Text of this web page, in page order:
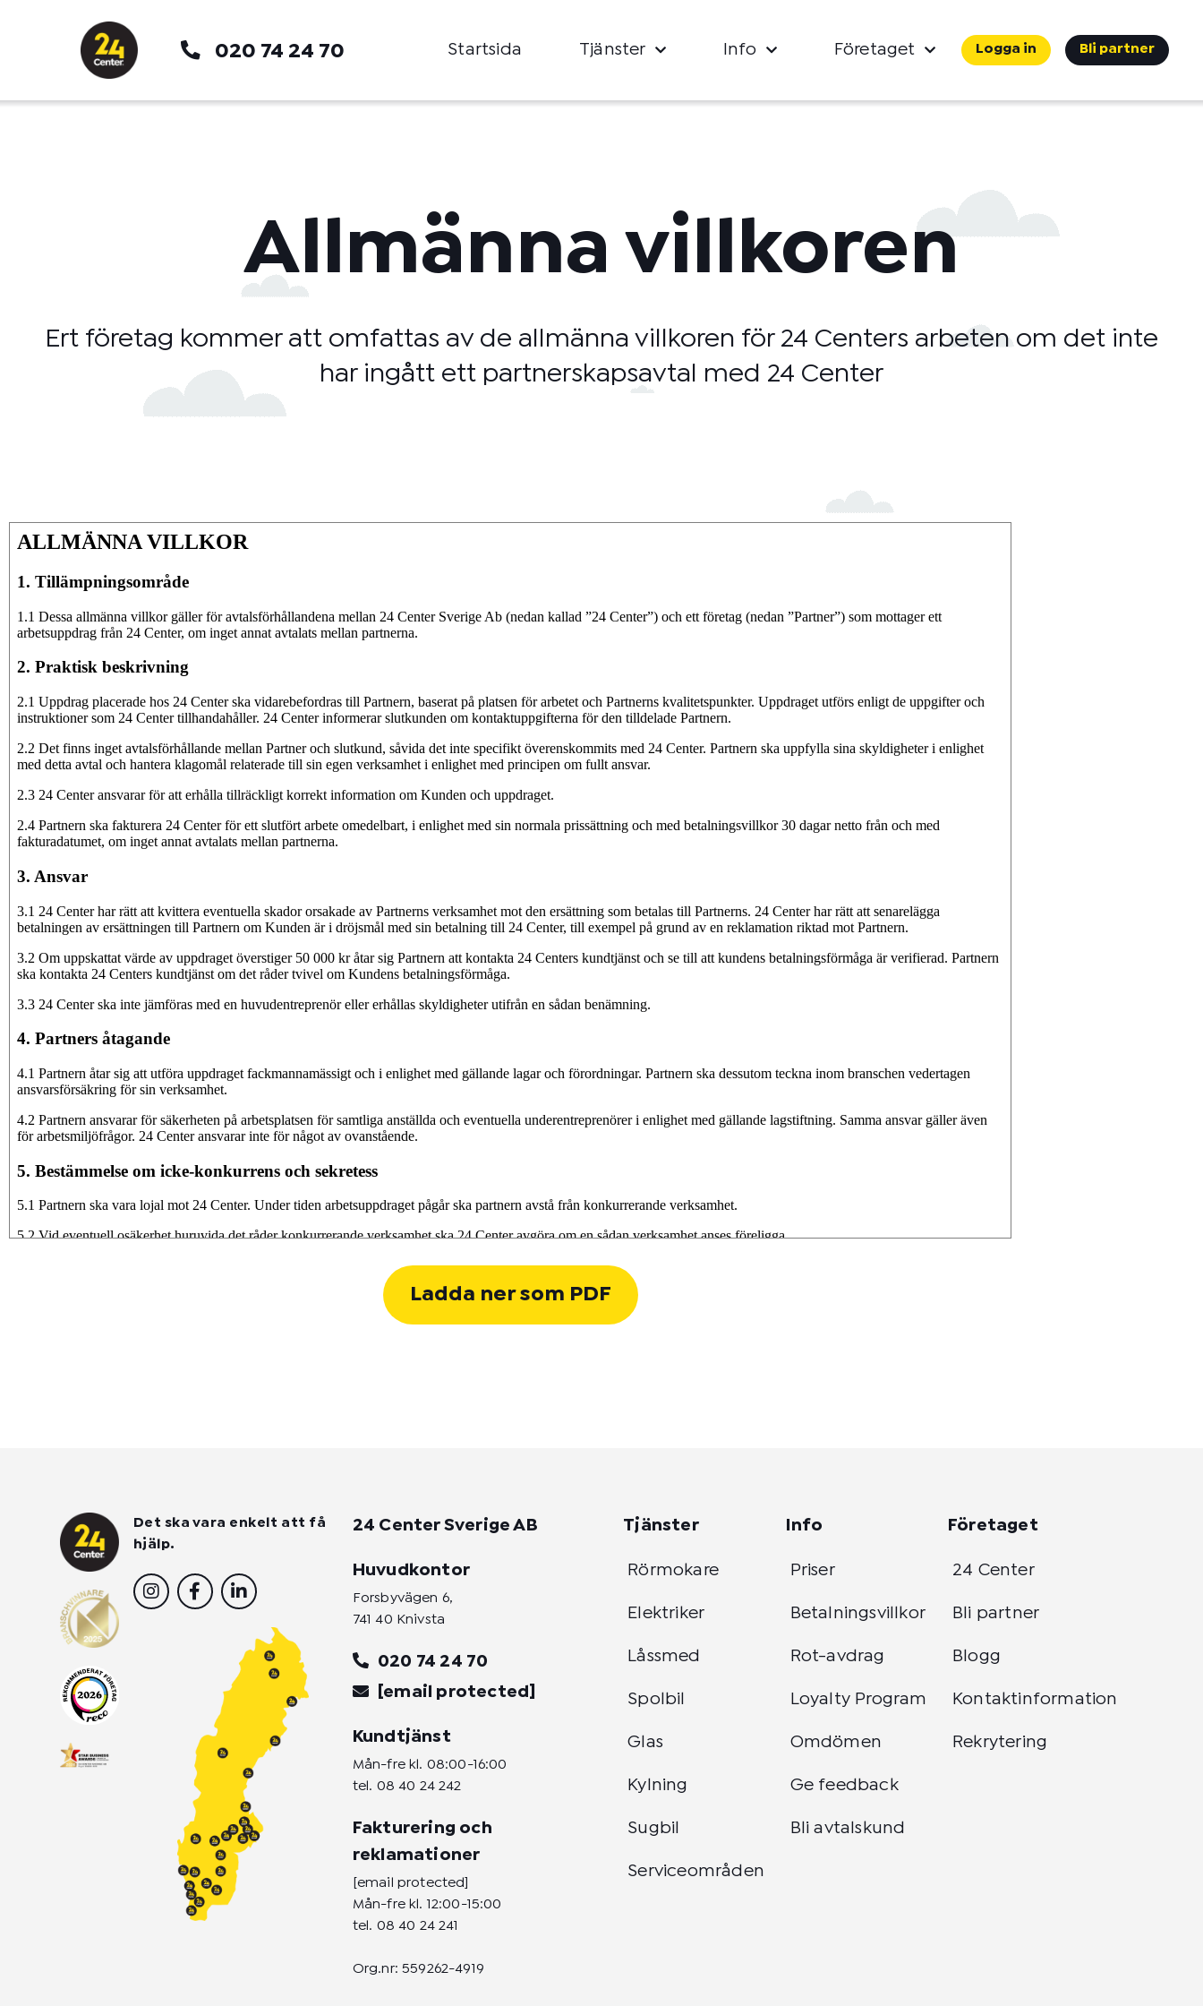
020 74 24 70 Startsida Tjänster Info Företaget Logga in Bli partner
Allmänna villkoren
Ert företag kommer att omfattas av de allmänna villkoren för 24 Centers arbeten om det inte
har ingått ett partnerskapsavtal med 24 Center
Ladda ner som PDF
Det ska vara enkelt att få
hjälp.
I
n
F
a
f
L
i
e
d
24 Center Sverige AB
Huvudkontor
Forsbyvägen 6,
741 40 Knivsta
020 74 24 70
[email protected]
Kundtjänst
Mån-fre kl. 08:00-16:00
tel. 08 40 24 242
Fakturering och
reklamationer
[email protected]
Mån-fre kl. 12:00-15:00
tel. 08 40 24 241
Org.nr: 559262-4919
Tjänster
Rörmokare
Elektriker
Låssmed
Spolbil
Glas
Kylning
Sugbil
Serviceområden
Info
Priser
Betalningsvillkor
Rot-avdrag
Loyalty Program
Omdömen
Ge feedback
Bli avtalskund
Företaget
24 Center
Bli partner
Blogg
Kontaktinformation
Rekrytering